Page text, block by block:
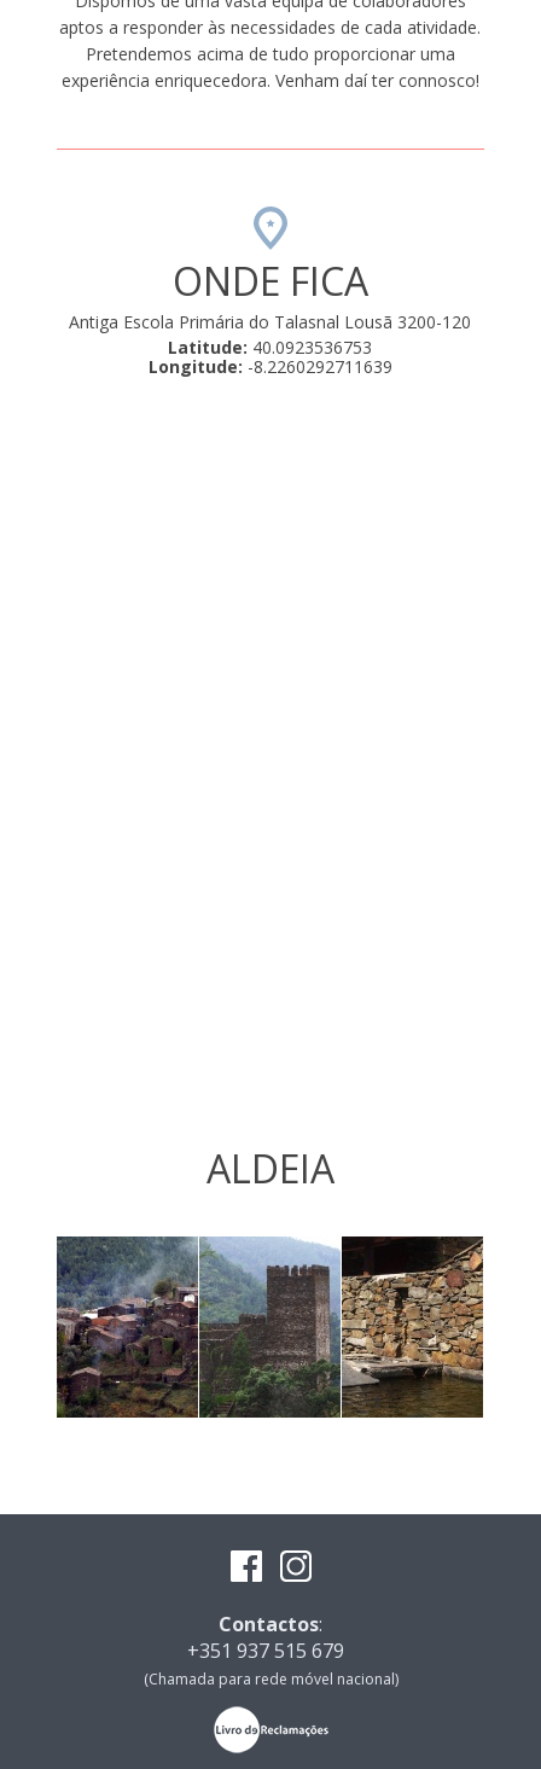
aptos a responder às necessidades de cada atividade.
Pretendemos acima de tudo proporcionar uma
experiência enriquecedora. Venham daí ter connosco!
ONDE FICA
Antiga Escola Primária do Talasnal Lousã 3200-120
Latitude: 40.0923536753
Longitude: -8.2260292711639
ALDEIA
Contactos:
+351 937 515 679
(Chamada para rede móvel nacional)